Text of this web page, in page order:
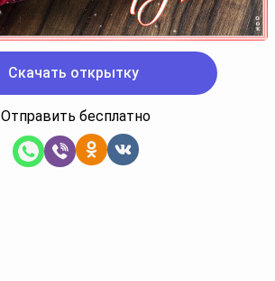
Скачать открытку
Отправить бесплатно